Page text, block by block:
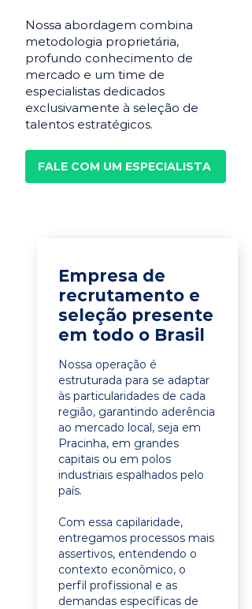
Nossa abordagem combina
metodologia proprietária,
profundo conhecimento de
mercado e um time de
especialistas dedicados
exclusivamente à seleção de
talentos estratégicos.
FALE COM UM ESPECIALISTA
Empresa de
recrutamento e
seleção presente
em todo o Brasil
Nossa operação é
estruturada para se adaptar
às particularidades de cada
região, garantindo aderência
ao mercado local, seja em
Pracinha, em grandes
capitais ou em polos
industriais espalhados pelo
país.
Com essa capilaridade,
entregamos processos mais
assertivos, entendendo o
contexto econômico, o
perfil profissional e as
demandas específicas de